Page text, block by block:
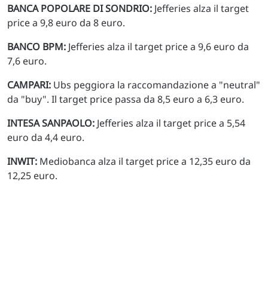
BANCA POPOLARE DI SONDRIO: Jefferies alza il target
price a 9,8 euro da 8 euro.
BANCO BPM: Jefferies alza il target price a 9,6 euro da
7,6 euro.
CAMPARI: Ubs peggiora la raccomandazione a "neutral"
da "buy". Il target price passa da 8,5 euro a 6,3 euro.
INTESA SANPAOLO: Jefferies alza il target price a 5,54
euro da 4,4 euro.
INWIT: Mediobanca alza il target price a 12,35 euro da
12,25 euro.